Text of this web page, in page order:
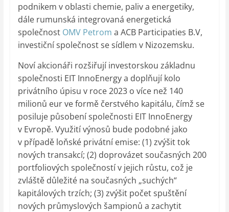
podnikem v oblasti chemie, paliv a energetiky,
dále rumunská integrovaná energetická
společnost OMV Petrom a ACB Participaties B.V,
investiční společnost se sídlem v Nizozemsku.
Noví akcionáři rozšiřují investorskou základnu
společnosti EIT InnoEnergy a doplňují kolo
privátního úpisu v roce 2023 o více než 140
milionů eur ve formě čerstvého kapitálu, čímž se
posiluje působení společnosti EIT InnoEnergy
v Evropě. Využití výnosů bude podobné jako
v případě loňské privátní emise: (1) zvýšit tok
nových transakcí; (2) doprovázet současných 200
portfoliových společností v jejich růstu, což je
zvláště důležité na současných „suchých“
kapitálových trzích; (3) zvýšit počet spuštění
nových průmyslových šampionů a zachytit